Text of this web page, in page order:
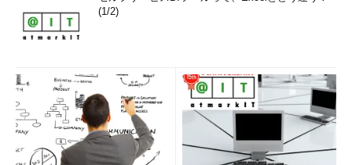
(1/2)